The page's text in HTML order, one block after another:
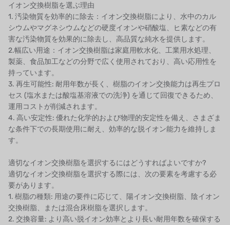
NIPCON
トロコイド
国内
自我
加藤
レシップ
ジャコビ
ETATRON
ウェーブサイバー
イオン交換樹脂を選ぶ理由
1. 汚染物質を効率的に除去：イオン交換樹脂により、水中のカル
シウムやマグネシウムなどの硬度イオンや硝酸塩、ヒ素などの有
害な汚染物質を効果的に除去し、高品質な純水を提供します。
2.幅広い用途：イオン交換樹脂は家庭用軟水化、工業用水処理、
製薬、食品加工などの分野で広く使用されており、高い応用性を
持っています。
3. 再生可能性: 耐用年数が長く、樹脂のイオン交換能力は再生プロ
セス (塩水または酸塩基溶液での洗浄) を通じて回復できるため、
運用コストが削減されます。
4. 高い安定性: 優れた化学的および物理的安定性を備え、さまざま
な条件下での長期使用に耐え、効率的な脱イオン能力を維持しま
す。
適切なイオン交換樹脂を選択するにはどうすればよいですか?
適切なイオン交換樹脂を選択する際には、次の要素を考慮する必
要があります。
1. 樹脂の種類: 用途の要件に応じて、陽イオン交換樹脂、陰イオン
交換樹脂、または混合床樹脂を選択します。
2. 交換容量: より高い脱イオン効率とより長い耐用年数を確保する